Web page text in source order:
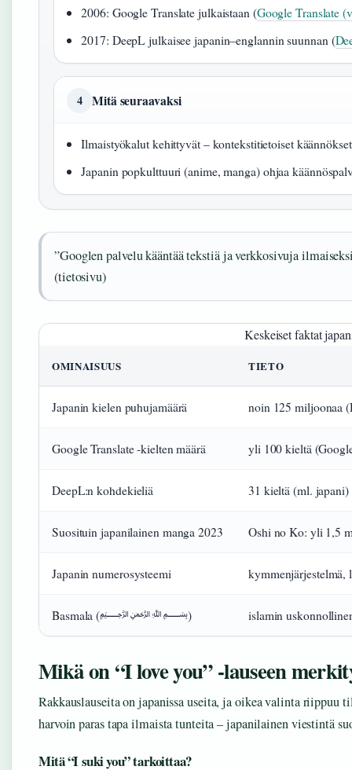
2006: Google Translate julkaistaan (Google Translate
2017: DeepL julkaisee japanin–englannin suunnan (
4 Mitä seuraavaksi
Ilmaistyökalut kehittyvät – kontekstitietoiset
Japanin popkulttuuri (anime, manga) ohjaa
”Googlen palvelu kääntää tekstiä ja verkkosivuja
(tietosivu)
Keskeiset faktat
OMINAISUUS TIETO
Japanin kielen puhujamäärä noin 125 miljoonaa
Google Translate -kielten määrä yli 100 kieltä
DeepL:n kohdekieliä 31 kieltä (ml.
Suosituin japanilainen manga 2023 Oshi no Ko: yli 1,5
Japanin numerosysteemi kymmenjärjestelmä,
Basmala (﷽) islamin
Mikä on “I love you” -lauseen
Rakkauslauseita on japanissa useita, ja oikea valinta riippuu
harvoin paras tapa ilmaista tunteita – japanilainen viestintä
Mitä “I suki you” tarkoittaa?